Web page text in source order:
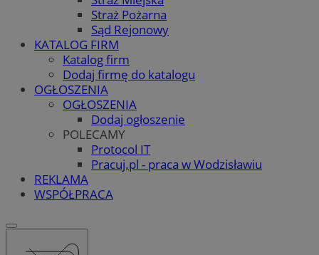
Straż Pożarna
Sąd Rejonowy
KATALOG FIRM
Katalog firm
Dodaj firmę do katalogu
OGŁOSZENIA
OGŁOSZENIA
Dodaj ogłoszenie
POLECAMY
Protocol IT
Pracuj.pl - praca w Wodzisławiu
REKLAMA
WSPÓŁPRACA